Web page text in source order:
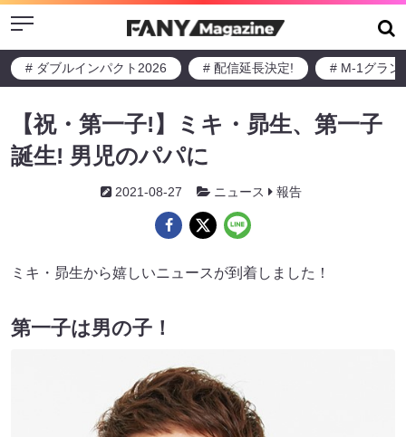
Menu
# ダブルインパクト2026 # 配信延長決定! # M-1グラン
【祝・第一子!】ミキ・昴生、第一子
誕生! 男児のパパに
2021-08-27 ニュース 報告
ミキ・昴生から嬉しいニュースが到着しました！
第一子は男の子！